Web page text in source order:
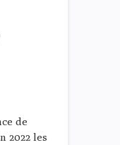
de
2022 les